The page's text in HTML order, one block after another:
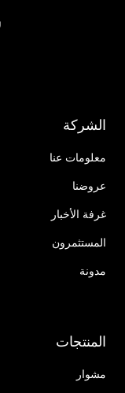
الشركة
معلومات عنا
عروضنا
غرفة الأخبار
المستثمرون
مدونة
المنتجات
مشوار